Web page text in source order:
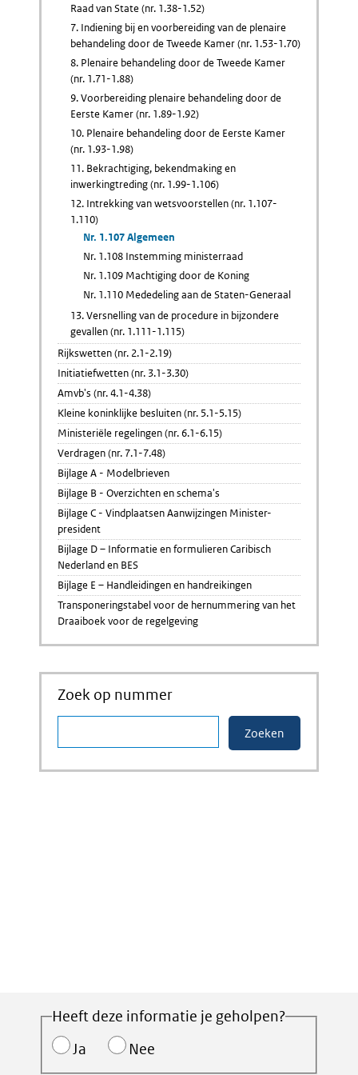
Raad van State (nr. 1.38-1.52)
7. Indiening bij en voorbereiding van de plenaire
behandeling door de Tweede Kamer (nr. 1.53-1.70)
8. Plenaire behandeling door de Tweede Kamer
(nr. 1.71-1.88)
9. Voorbereiding plenaire behandeling door de
Eerste Kamer (nr. 1.89-1.92)
10. Plenaire behandeling door de Eerste Kamer
(nr. 1.93-1.98)
11. Bekrachtiging, bekendmaking en
inwerkingtreding (nr. 1.99-1.106)
12. Intrekking van wetsvoorstellen (nr. 1.107-
1.110)
Nr. 1.107 Algemeen
Nr. 1.108 Instemming ministerraad
Nr. 1.109 Machtiging door de Koning
Nr. 1.110 Mededeling aan de Staten-Generaal
13. Versnelling van de procedure in bijzondere
gevallen (nr. 1.111-1.115)
Rijkswetten (nr. 2.1-2.19)
Initiatiefwetten (nr. 3.1-3.30)
Amvb's (nr. 4.1-4.38)
Kleine koninklijke besluiten (nr. 5.1-5.15)
Ministeriële regelingen (nr. 6.1-6.15)
Verdragen (nr. 7.1-7.48)
Bijlage A - Modelbrieven
Bijlage B - Overzichten en schema's
Bijlage C - Vindplaatsen Aanwijzingen Minister-
president
Bijlage D – Informatie en formulieren Caribisch
Nederland en BES
Bijlage E – Handleidingen en handreikingen
Transponeringstabel voor de hernummering van het
Draaiboek voor de regelgeving
Zoek op nummer
Heeft deze informatie je geholpen?
Ja
Nee